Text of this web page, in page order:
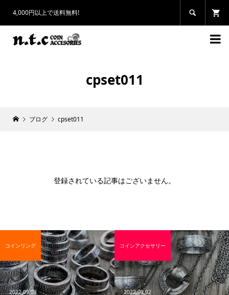
4,000円以上で送料無料! 

cpset011
ブログ cpset011
登録されている記事はございません。
2022.09.03
コインリング
2022.09.02
コインアクセサリー